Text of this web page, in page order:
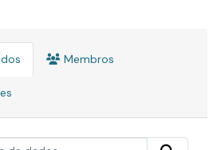
Membros